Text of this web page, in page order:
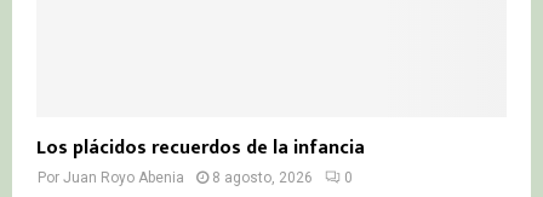
Los plácidos recuerdos de la infancia
Por Juan Royo Abenia 8 agosto, 2026 0